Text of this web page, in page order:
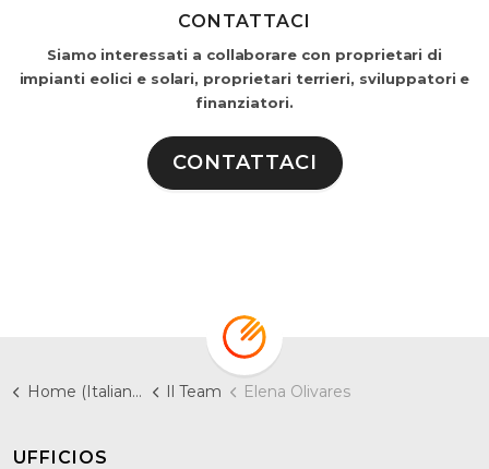
CONTATTACI
Siamo interessati a collaborare con proprietari di
impianti eolici e solari, proprietari terrieri, sviluppatori e
finanziatori.
CONTATTACI
Home (Italiano) Il Team Elena Olivares
UFFICIOS